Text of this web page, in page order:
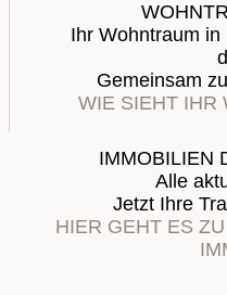
Ihr Wohntraum
Gemeinsam
WIE SIEHT IHR
IMMOBILIEN
Alle
Jetzt Ihre
HIER GEHT ES